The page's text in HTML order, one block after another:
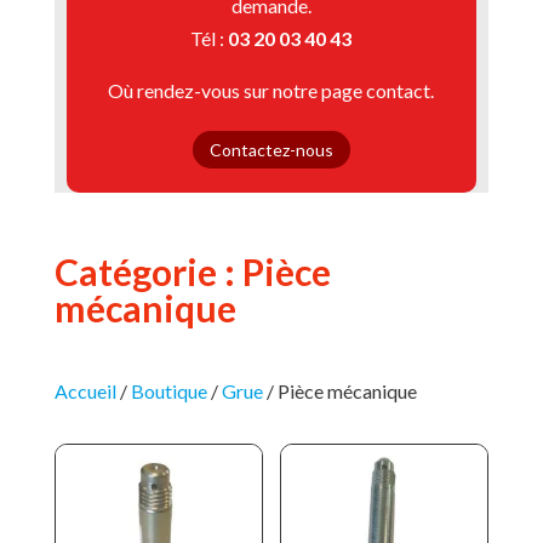
demande.
Tél : 03 20 03 40 43
Où rendez-vous sur notre page contact.
Contactez-nous
Catégorie : Pièce
mécanique
Accueil/ Boutique/Grue/ Pièce mécanique